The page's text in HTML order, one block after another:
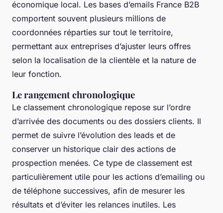
économique local. Les bases d’emails France B2B
comportent souvent plusieurs millions de
coordonnées réparties sur tout le territoire,
permettant aux entreprises d’ajuster leurs offres
selon la localisation de la clientèle et la nature de
leur fonction.
Le rangement chronologique
Le classement chronologique repose sur l’ordre
d’arrivée des documents ou des dossiers clients. Il
permet de suivre l’évolution des leads et de
conserver un historique clair des actions de
prospection menées. Ce type de classement est
particulièrement utile pour les actions d’emailing ou
de téléphone successives, afin de mesurer les
résultats et d’éviter les relances inutiles. Les